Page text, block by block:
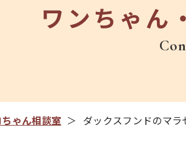
ワンちゃん
ゃん相談室 ダックスフンドのマ